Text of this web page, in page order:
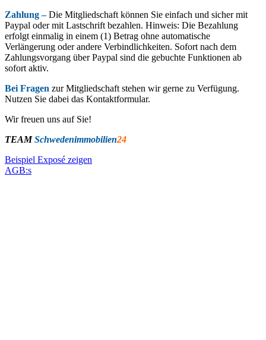
Zahlung –Die Mitgliedschaft können Sie einfach und sicher mit
Paypal oder mit Lastschrift bezahlen. Hinweis: Die Bezahlung
erfolgt einmalig in einem (1) Betrag ohne automatische
Verlängerung oder andere Verbindlichkeiten. Sofort nach dem
Zahlungsvorgang über Paypal sind die gebuchte Funktionen ab
sofort aktiv.
Bei Fragen zur Mitgliedschaft stehen wir gerne zu Verfügung.
Nutzen Sie dabei das Kontaktformular.
Wir freuen uns auf Sie!
TEAMSchwedenimmobilien24
Beispiel Exposé zeigen
AGB:s